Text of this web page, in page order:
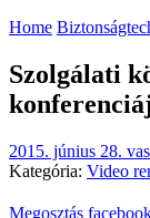
Home
Szolgálati
2015. június 28.
Kategória: Video
Megosztás